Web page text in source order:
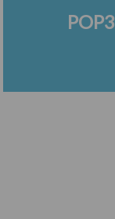
POP3